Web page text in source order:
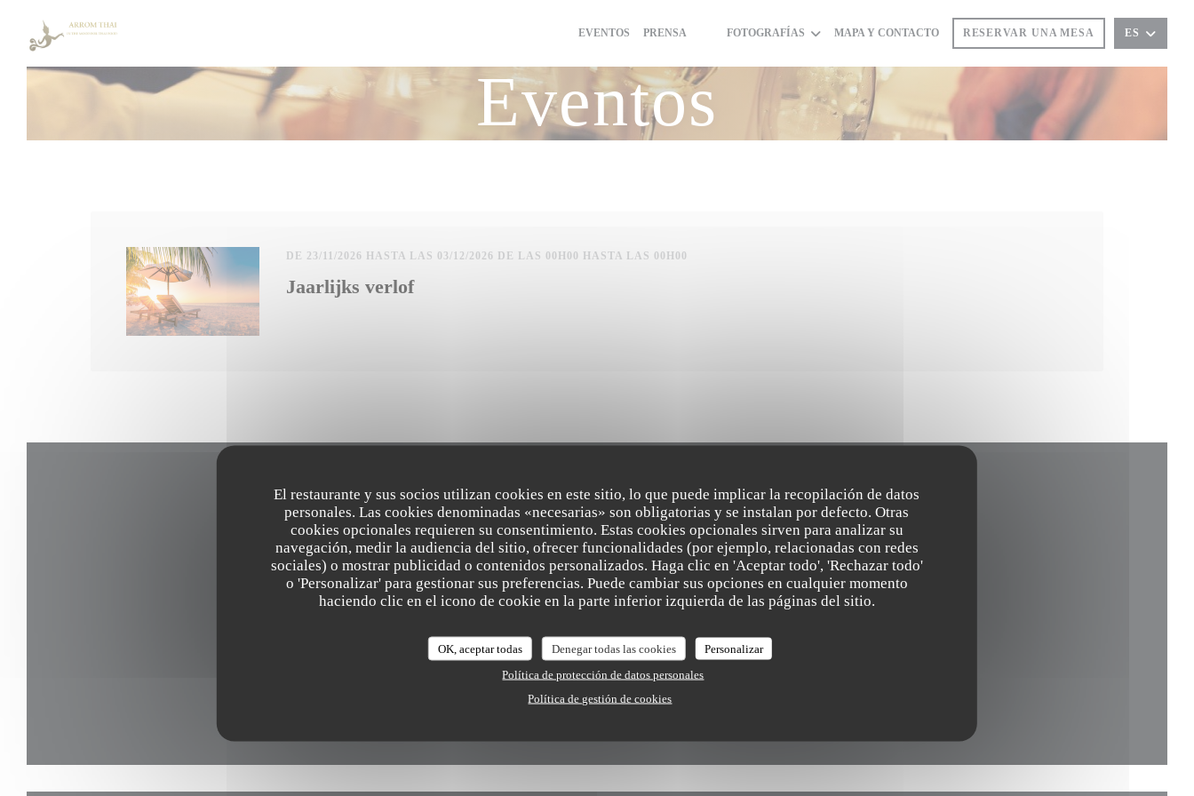
El restaurante y sus socios utilizan cookies en este sitio, lo que puede implicar la recopilación de datos
personales. Las cookies denominadas «necesarias» son obligatorias y se instalan por defecto. Otras
cookies opcionales requieren su consentimiento. Estas cookies opcionales sirven para analizar su
navegación, medir la audiencia del sitio, ofrecer funcionalidades (por ejemplo, relacionadas con redes
sociales) o mostrar publicidad o contenidos personalizados. Haga clic en 'Aceptar todo', 'Rechazar todo'
o 'Personalizar' para gestionar sus preferencias. Puede cambiar sus opciones en cualquier momento
haciendo clic en el icono de cookie en la parte inferior izquierda de las páginas del sitio.
OK, aceptar todas Denegar todas las cookies
Personalizar
Política de protección de datos personales
Política de gestión de cookies
FOTOGRAFÍAS
EVENTOS PRENSA MAPA Y CONTACTO RESERVAR UNA MESA ES
Eventos
DE 23/11/2026 HASTA LAS 03/12/2026 DE LAS 00H00 HASTA LAS 00H00
Jaarlijks verlof
Mapa y Contacto
Kerkstraat 4 8340 Damme ((abre en una nueva ventana))
info@arrom-thai.be
Facebook ((abre en una nueva ventana))
Instagram ((abre en una nueva ventana))